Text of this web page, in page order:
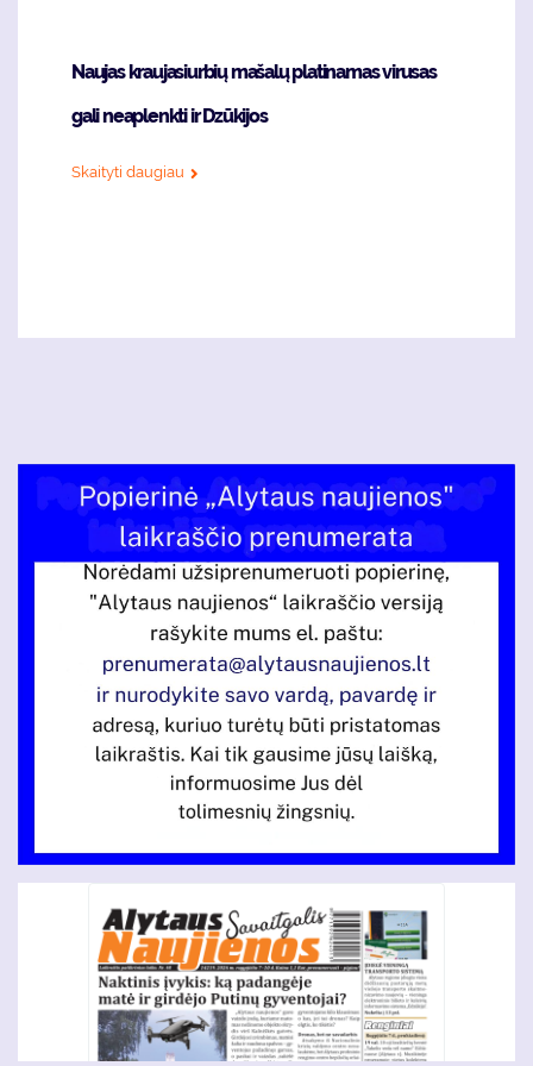
Naujas kraujasiurbių mašalų platinamas virusas
gali neaplenkti ir Dzūkijos
Skaityti daugiau